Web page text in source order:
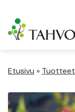
Etusivu » Tuotteet